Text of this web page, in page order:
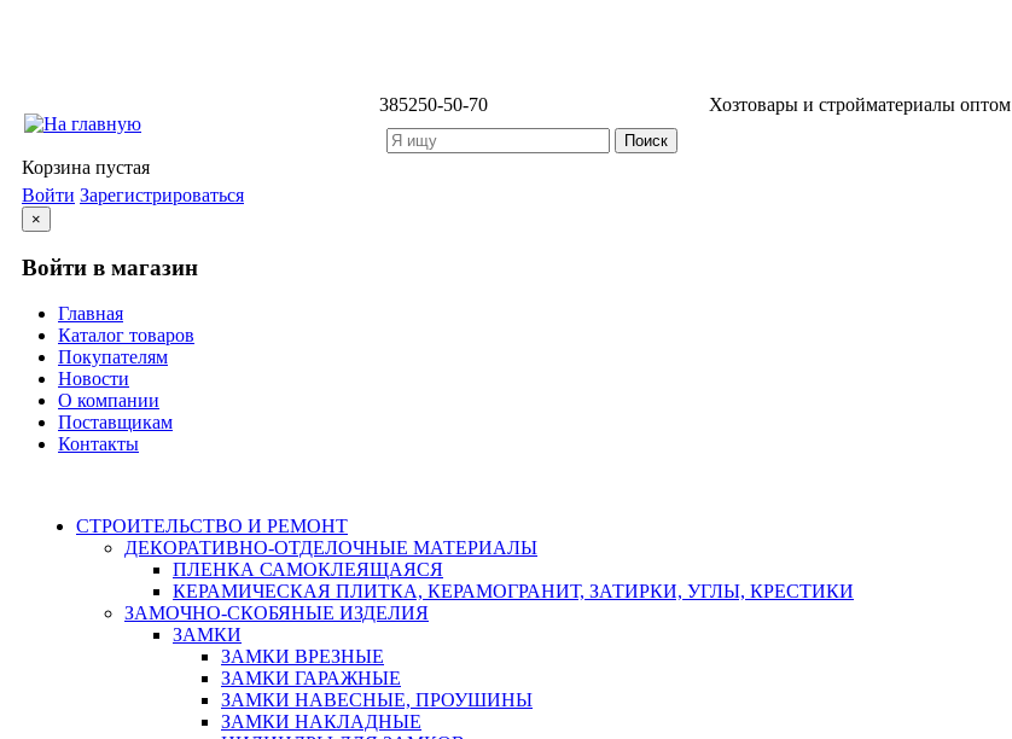
385250-50-70 Хозтовары и стройматериалы оптом
Корзина пустая
Войти Зарегистрироваться
×
Войти в магазин
Главная
Каталог товаров
Покупателям
Новости
О компании
Поставщикам
Контакты
СТРОИТЕЛЬСТВО И РЕМОНТ
ДЕКОРАТИВНО-ОТДЕЛОЧНЫЕ МАТЕРИАЛЫ
ПЛЕНКА САМОКЛЕЯЩАЯСЯ
КЕРАМИЧЕСКАЯ ПЛИТКА, КЕРАМОГРАНИТ, ЗАТИРКИ, УГЛЫ, КРЕСТИКИ
ЗАМОЧНО-СКОБЯНЫЕ ИЗДЕЛИЯ
ЗАМКИ
ЗАМКИ ВРЕЗНЫЕ
ЗАМКИ ГАРАЖНЫЕ
ЗАМКИ НАВЕСНЫЕ, ПРОУШИНЫ
ЗАМКИ НАКЛАДНЫЕ